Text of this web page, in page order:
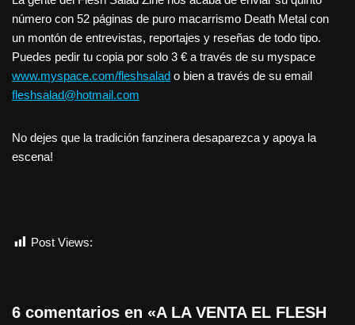
número con 52 páginas de puro macarrismo Death Metal con
un montón de entrevistas, reportajes y reseñas de todo tipo.
Puedes pedir tu copia por solo 3 € a través de su myspace
www.myspace.com/fleshsalad o bien a través de su email
fleshsalad@hotmail.com
No dejes que la tradición fanzinera desaparezca y apoya la
escena!
Post Views:
6 comentarios en «A LA VENTA EL FLESH